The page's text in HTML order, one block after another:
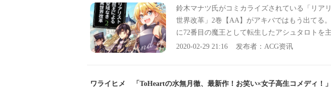
鈴木マナツ氏がコミカライズされている「リア
世界改革」2巻【AA】がアキバではもう出てる
に72番目の魔王として転生したアシュタロトを
2020-02-29 21:16 发布者： ACG资讯
ワライヒメ 「ToHeartの水無月徹、最新作！お笑い×女子高生コメディ！」